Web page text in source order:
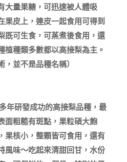
大量果糖，可迅速被人體吸
果皮上，連皮一起食用可得到
既可生食，可蒸煮後食用，還
植種類多數都以高接梨為主。
，並不是品種名稱）
年研發成功的高接梨品種，最
面粗糙有斑點，果粒碩大飽
果核小，整顆皆可食用，還有
風味～吃起來清甜回甘，水份